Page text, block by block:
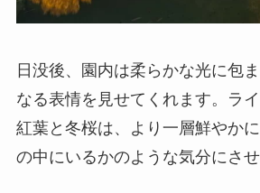
日没後、園内は柔らかな光に包
なる表情を見せてくれます。ラ
紅葉と冬桜は、より一層鮮やか
の中にいるかのような気分にさせ